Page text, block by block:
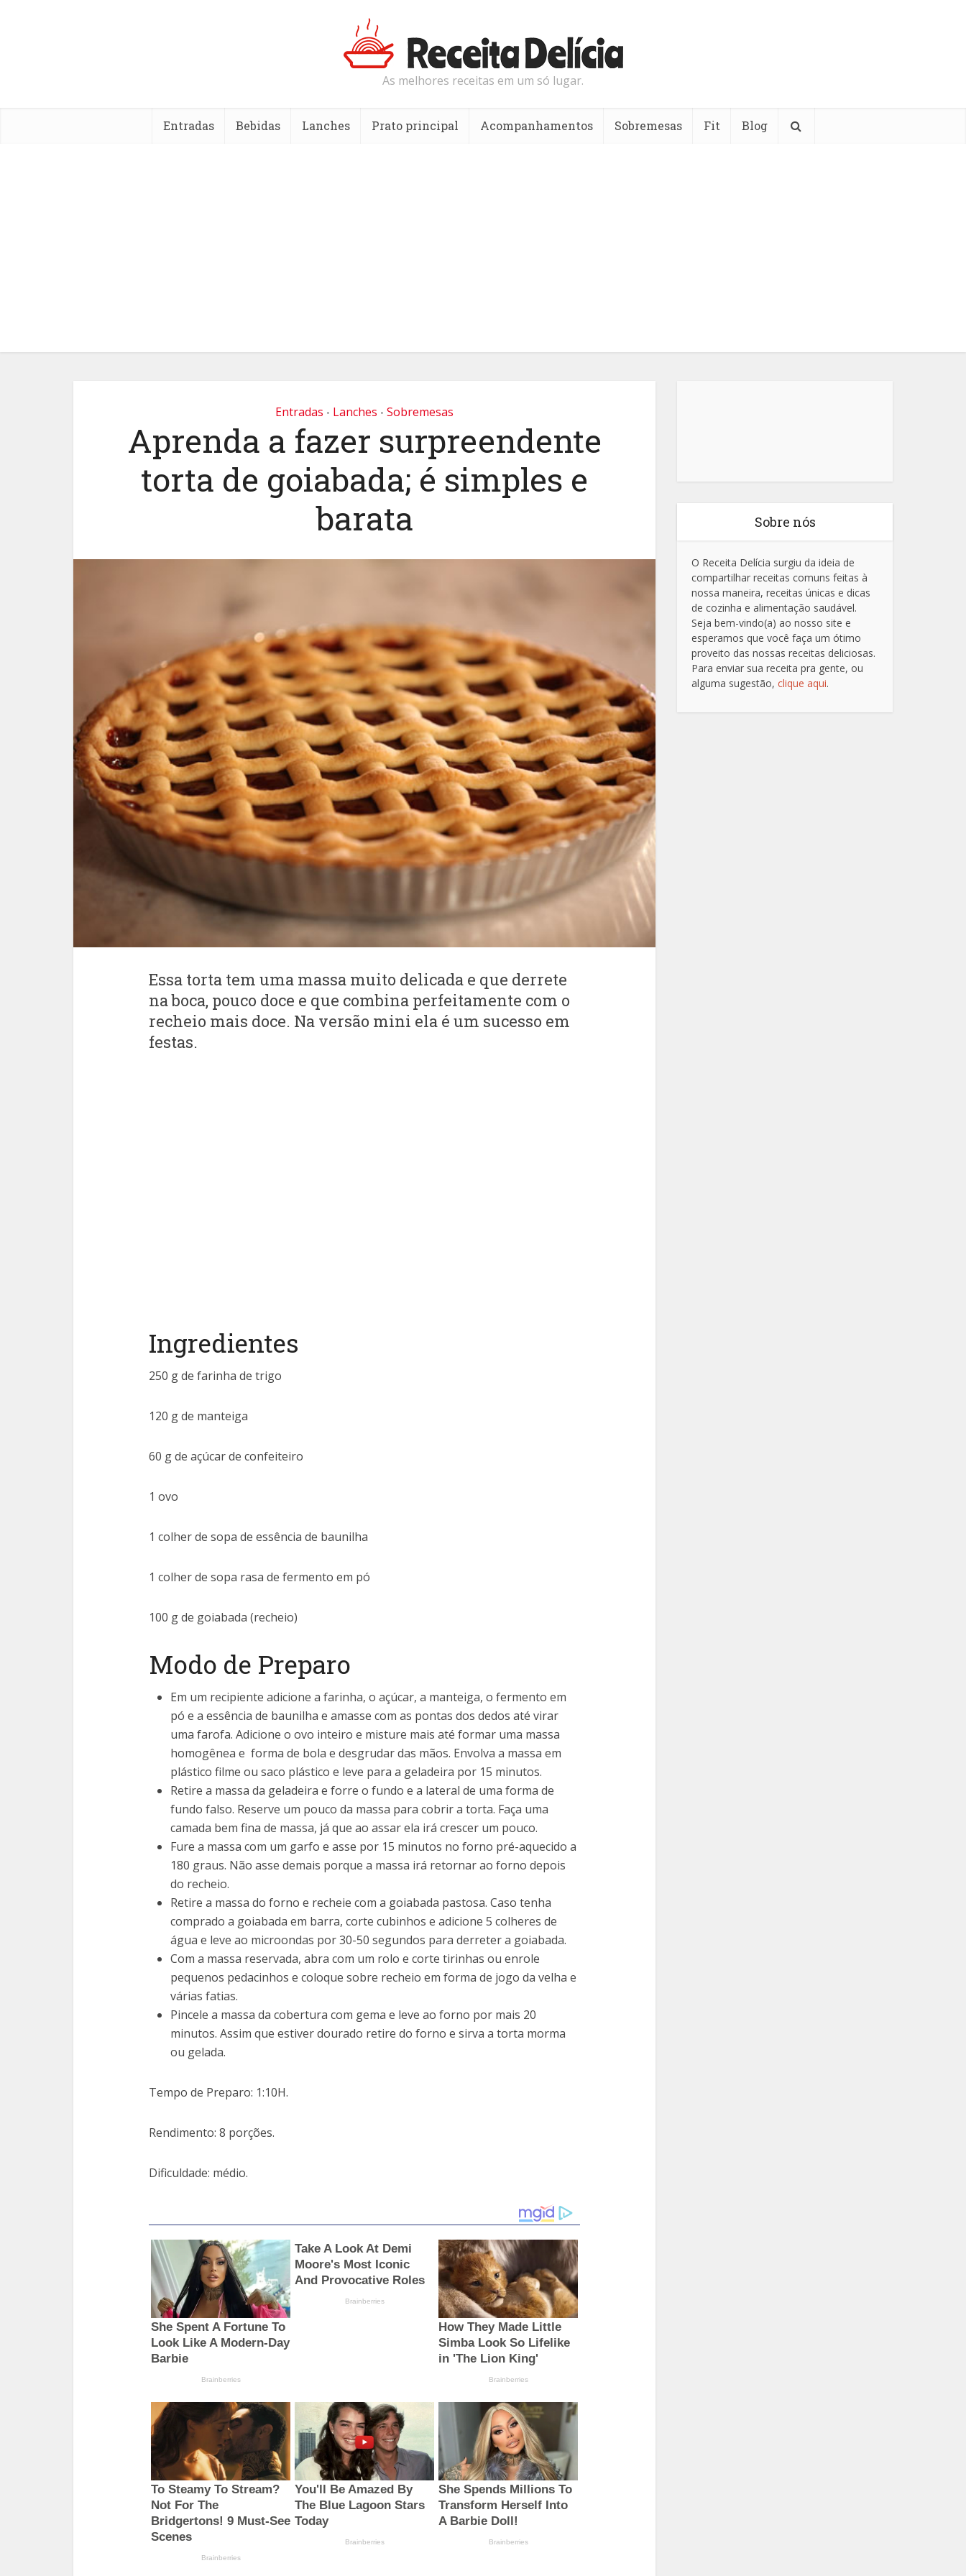
As melhores receitas em um só lugar.
Entradas Bebidas Lanches Prato principal Acompanhamentos Sobremesas Fit Blog
Entradas • Lanches • Sobremesas
Aprenda a fazer surpreendente
torta de goiabada; é simples e
barata
Essa torta tem uma massa muito delicada e que derrete
na boca, pouco doce e que combina perfeitamente com o
recheio mais doce. Na versão mini ela é um sucesso em
festas.
Ingredientes
250 g de farinha de trigo
120 g de manteiga
60 g de açúcar de confeiteiro
1 ovo
1 colher de sopa de essência de baunilha
1 colher de sopa rasa de fermento em pó
100 g de goiabada (recheio)
Modo de Preparo
Em um recipiente adicione a farinha, o açúcar, a manteiga, o fermento em
pó e a essência de baunilha e amasse com as pontas dos dedos até virar
uma farofa. Adicione o ovo inteiro e misture mais até formar uma massa
homogênea e forma de bola e desgrudar das mãos. Envolva a massa em
plástico filme ou saco plástico e leve para a geladeira por 15 minutos.
Retire a massa da geladeira e forre o fundo e a lateral de uma forma de
fundo falso. Reserve um pouco da massa para cobrir a torta. Faça uma
camada bem fina de massa, já que ao assar ela irá crescer um pouco.
Fure a massa com um garfo e asse por 15 minutos no forno pré-aquecido a
180 graus. Não asse demais porque a massa irá retornar ao forno depois
do recheio.
Retire a massa do forno e recheie com a goiabada pastosa. Caso tenha
comprado a goiabada em barra, corte cubinhos e adicione 5 colheres de
água e leve ao microondas por 30-50 segundos para derreter a goiabada.
Com a massa reservada, abra com um rolo e corte tirinhas ou enrole
pequenos pedacinhos e coloque sobre recheio em forma de jogo da velha e
várias fatias.
Pincele a massa da cobertura com gema e leve ao forno por mais 20
minutos. Assim que estiver dourado retire do forno e sirva a torta morma
ou gelada.
Tempo de Preparo: 1:10H.
Rendimento: 8 porções.
Dificuldade: médio.
Sobre nós
O Receita Delícia surgiu da ideia de
compartilhar receitas comuns feitas à
nossa maneira, receitas únicas e dicas
de cozinha e alimentação saudável.
Seja bem-vindo(a) ao nosso site e
esperamos que você faça um ótimo
proveito das nossas receitas deliciosas.
Para enviar sua receita pra gente, ou
alguma sugestão, clique aqui.